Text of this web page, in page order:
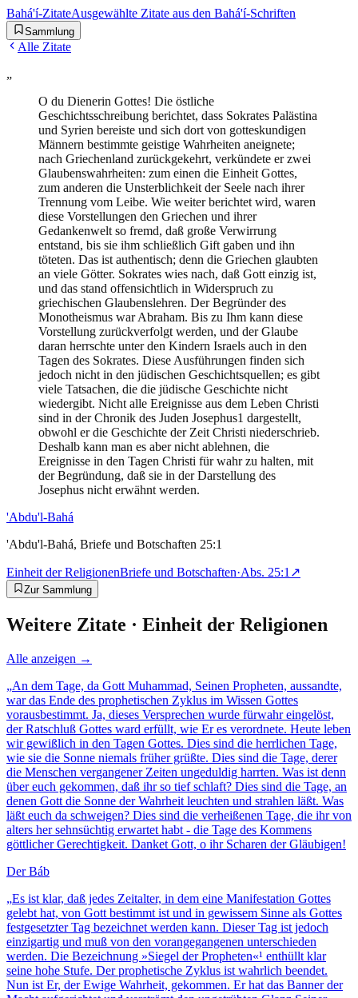
Bahá'í-ZitateAusgewählte Zitate aus den Bahá'í-Schriften
Sammlung
Alle Zitate
„
O du Dienerin Gottes! Die östliche
Geschichtsschreibung berichtet, dass Sokrates Palästina
und Syrien bereiste und sich dort von gotteskundigen
Männern bestimmte geistige Wahrheiten aneignete;
nach Griechenland zurückgekehrt, verkündete er zwei
Glaubenswahrheiten: zum einen die Einheit Gottes,
zum anderen die Unsterblichkeit der Seele nach ihrer
Trennung vom Leibe. Wie weiter berichtet wird, waren
diese Vorstellungen den Griechen und ihrer
Gedankenwelt so fremd, daß große Verwirrung
entstand, bis sie ihm schließlich Gift gaben und ihn
töteten. Das ist authentisch; denn die Griechen glaubten
an viele Götter. Sokrates wies nach, daß Gott einzig ist,
und das stand offensichtlich in Widerspruch zu
griechischen Glaubenslehren. Der Begründer des
Monotheismus war Abraham. Bis zu Ihm kann diese
Vorstellung zurückverfolgt werden, und der Glaube
daran herrschte unter den Kindern Israels auch in den
Tagen des Sokrates. Diese Ausführungen finden sich
jedoch nicht in den jüdischen Geschichtsquellen; es gibt
viele Tatsachen, die die jüdische Geschichte nicht
wiedergibt. Nicht alle Ereignisse aus dem Leben Christi
sind in der Chronik des Juden Josephus1 dargestellt,
obwohl er die Geschichte der Zeit Christi niederschrieb.
Deshalb kann man es aber nicht ablehnen, die
Ereignisse in den Tagen Christi für wahr zu halten, mit
der Begründung, daß sie in der Darstellung des
Josephus nicht erwähnt werden.
'Abdu'l-Bahá
'Abdu'l-Bahá, Briefe und Botschaften 25:1
Einheit der ReligionenBriefe und Botschaften·Abs. 25:1 ↗
Zur Sammlung
Weitere Zitate · Einheit der Religionen
Alle anzeigen →
„An dem Tage, da Gott Muhammad, Seinen Propheten, aussandte,
war das Ende des prophetischen Zyklus im Wissen Gottes
vorausbestimmt. Ja, dieses Versprechen wurde fürwahr eingelöst,
der Ratschluß Gottes ward erfüllt, wie Er es verordnete. Heute leben
wir gewißlich in den Tagen Gottes. Dies sind die herrlichen Tage,
wie sie die Sonne niemals früher grüßte. Dies sind die Tage, derer
die Menschen vergangener Zeiten ungeduldig harrten. Was ist denn
über euch gekommen, daß ihr so tief schlaft? Dies sind die Tage, an
denen Gott die Sonne der Wahrheit leuchten und strahlen läßt. Was
läßt euch da schweigen? Dies sind die verheißenen Tage, die ihr von
alters her sehnsüchtig erwartet habt - die Tage des Kommens
göttlicher Gerechtigkeit. Danket Gott, o ihr Scharen der Gläubigen!
Der Báb
„Es ist klar, daß jedes Zeitalter, in dem eine Manifestation Gottes
gelebt hat, von Gott bestimmt ist und in gewissem Sinne als Gottes
festgesetzter Tag bezeichnet werden kann. Dieser Tag ist jedoch
einzigartig und muß von den vorangegangenen unterschieden
werden. Die Bezeichnung »Siegel der Propheten«¹ enthüllt klar
seine hohe Stufe. Der prophetische Zyklus ist wahrlich beendet.
Nun ist Er, der Ewige Wahrheit, gekommen. Er hat das Banner der